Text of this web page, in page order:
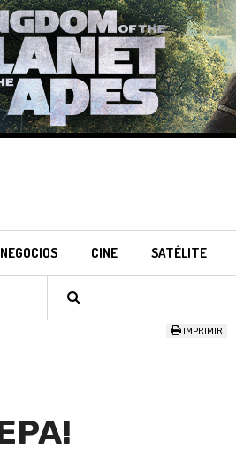
NEGOCIOS CINE SATÉLITE
IMPRIMIR